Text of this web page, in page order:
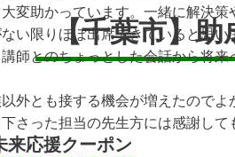
変助かっています。一緒に解決
い限りほぼ出席できていると思
師とのちょっとした会話から将
外とも接する機会が増えたので
さった担当の先生方には感謝し
【千葉市】
来応援クーポン